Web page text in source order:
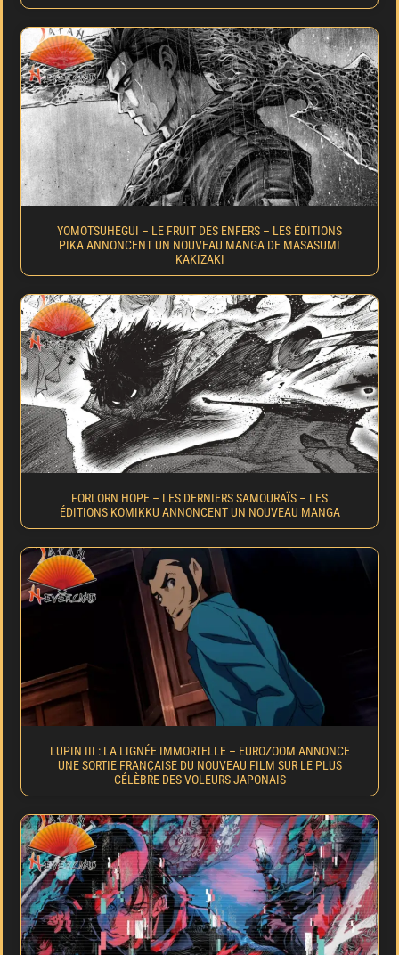
YOMOTSUHEGUI – LE FRUIT DES ENFERS – LES ÉDITIONS
PIKA ANNONCENT UN NOUVEAU MANGA DE MASASUMI
KAKIZAKI
FORLORN HOPE – LES DERNIERS SAMOURAÏS – LES
ÉDITIONS KOMIKKU ANNONCENT UN NOUVEAU MANGA
LUPIN III : LA LIGNÉE IMMORTELLE – EUROZOOM ANNONCE
UNE SORTIE FRANÇAISE DU NOUVEAU FILM SUR LE PLUS
CÉLÈBRE DES VOLEURS JAPONAIS